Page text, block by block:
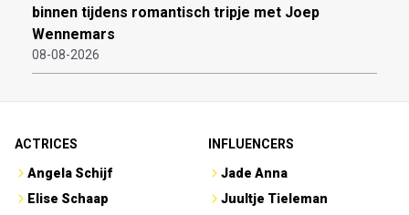
binnen tijdens romantisch tripje met Joep
Wennemars
08-08-2026
ACTRICES
Angela Schijf
Elise Schaap
INFLUENCERS
Jade Anna
Juultje Tieleman